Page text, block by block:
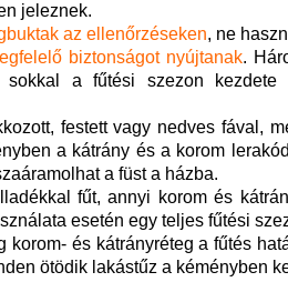
jeleznek.
az ellenőrzéseken, ne
biztonságot nyújtanak.
a fűtési szezon kezdete
festett vagy nedves fával,
a kátrány és a korom
a füst a házba.
fűt, annyi korom és
esetén egy teljes fűtési
korom- és kátrányréteg a fűtés
ötödik lakástűz a kéményben